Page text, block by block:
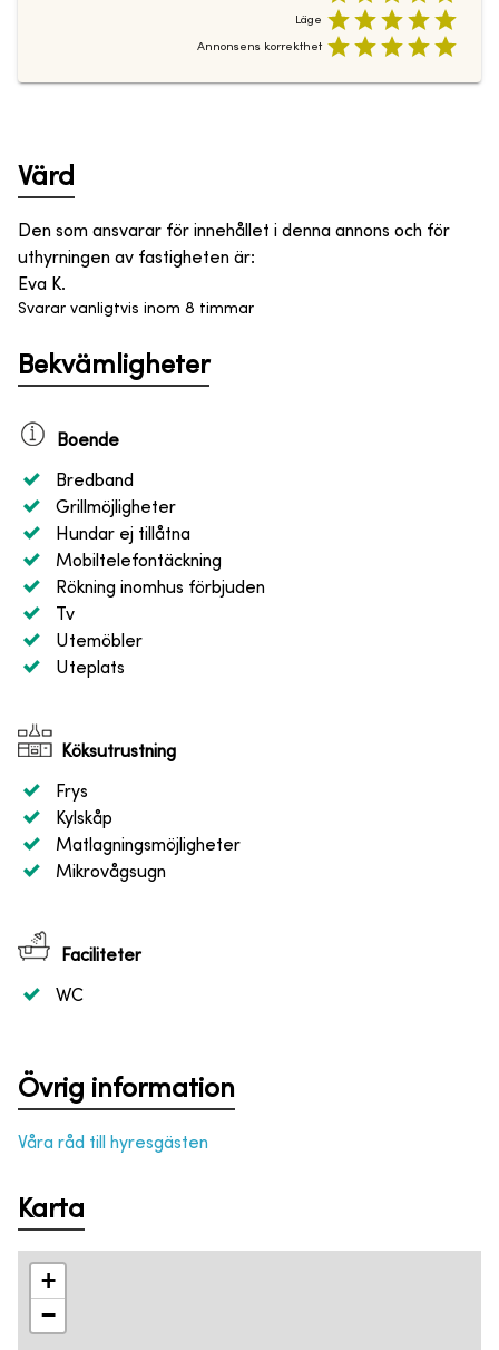
Läge
Annonsens korrekthet
Värd
Den som ansvarar för innehållet i denna annons och för
uthyrningen av fastigheten är:
Eva K.
Svarar vanligtvis inom 8 timmar
Bekvämligheter
Boende
Bredband
Grillmöjligheter
Hundar ej tillåtna
Mobiltelefontäckning
Rökning inomhus förbjuden
Tv
Utemöbler
Uteplats
Köksutrustning
Frys
Kylskåp
Matlagningsmöjligheter
Mikrovågsugn
Faciliteter
WC
Övrig information
Våra råd till hyresgästen
Karta
+
−